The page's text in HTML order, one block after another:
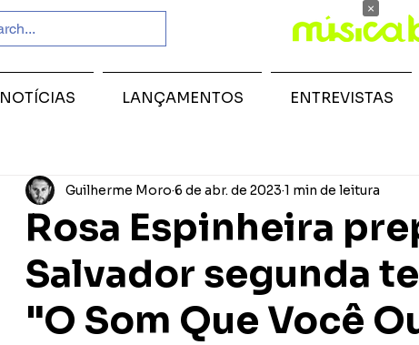
Rosa Espinheira
Salvador segunda
"O Som Que Você
Guilherme Moro 6 de abr. de 2023 1 min de leitura
NOTÍCIAS LANÇAMENTOS ENTREVISTAS
×